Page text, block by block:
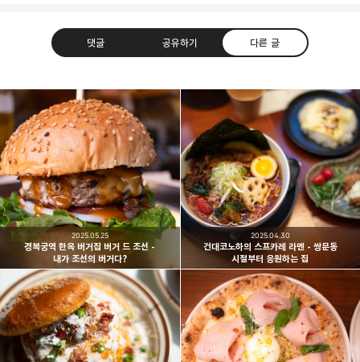
댓글 공유하기 다른 글
빛으로 쓴 편지
취미분야 크리에이터
여행하고 사진을 찍습니다. 생각을 덧붙입니다.
구독하기
구독하기 카카오톡 라인 트위터
카카오스토리 밴드 네이버 블로그
경복궁역 한옥 버거집 버거 드 조선 -
내가 조선의 버거다?
2025.05.25
건대코노하의 스프카레 라멘 - 쌍문동
시절부터 응원하는 집
2025.04.30